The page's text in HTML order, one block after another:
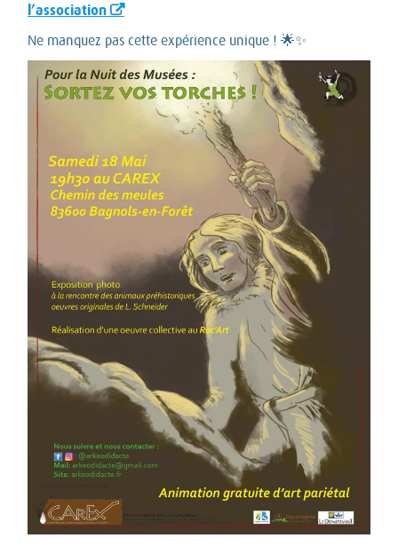
l’association
Ne manquez pas cette expérience unique ! 🌟✨